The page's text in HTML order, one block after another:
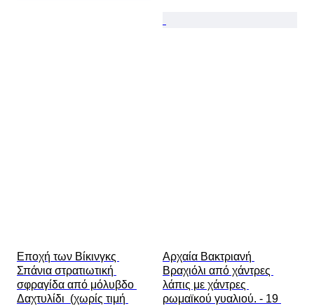
Εποχή των Βίκινγκς
Σπάνια στρατιωτική
σφραγίδα από μόλυβδο
Δαχτυλίδι  (χωρίς τιμή
Αρχαία Βακτριανή
Βραχιόλι από χάντρες
λάπις με χάντρες
ρωμαϊκού γυαλιού. - 19